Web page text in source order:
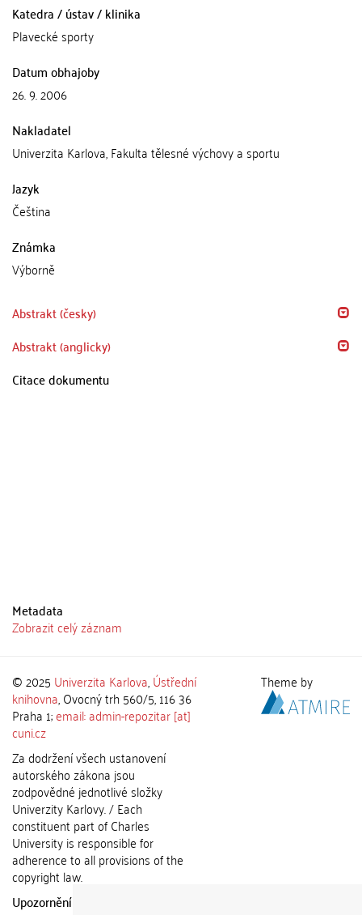
Katedra / ústav / klinika
Plavecké sporty
Datum obhajoby
26. 9. 2006
Nakladatel
Univerzita Karlova, Fakulta tělesné výchovy a sportu
Jazyk
Čeština
Známka
Výborně
Abstrakt (česky)
Abstrakt (anglicky)
Citace dokumentu
Metadata
Zobrazit celý záznam
© 2025 Univerzita Karlova,Ústřední
knihovna, Ovocný trh 560/5, 116 36
Praha 1;email: admin-repozitar [at]
cuni.cz
Za dodržení všech ustanovení
autorského zákona jsou
zodpovědné jednotlivé složky
Univerzity Karlovy. / Each
constituent part of Charles
University is responsible for
adherence to all provisions of the
copyright law.
Upozornění / Notice:
Theme by